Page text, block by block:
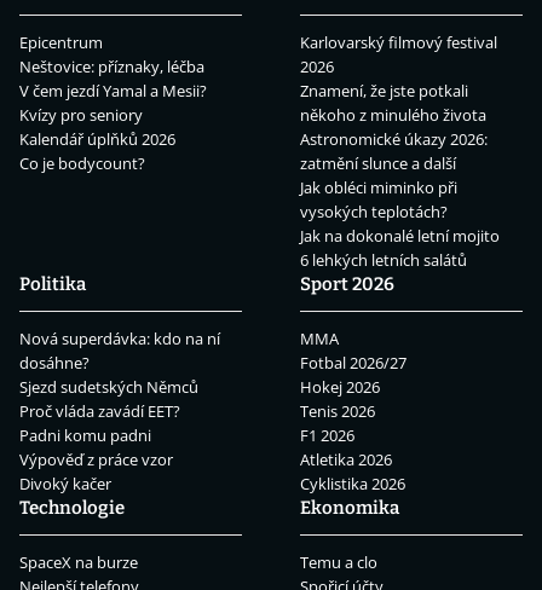
Epicentrum
Neštovice: příznaky, léčba
V čem jezdí Yamal a Mesii?
Kvízy pro seniory
Kalendář úplňků 2026
Co je bodycount?
Karlovarský filmový festival
2026
Znamení, že jste potkali
někoho z minulého života
Astronomické úkazy 2026:
zatmění slunce a další
Jak obléci miminko při
vysokých teplotách?
Jak na dokonalé letní mojito
6 lehkých letních salátů
Politika
Nová superdávka: kdo na ní
dosáhne?
Sjezd sudetských Němců
Proč vláda zavádí EET?
Padni komu padni
Výpověď z práce vzor
Divoký kačer
Sport 2026
MMA
Fotbal 2026/27
Hokej 2026
Tenis 2026
F1 2026
Atletika 2026
Cyklistika 2026
Technologie
SpaceX na burze
Ekonomika
Temu a clo